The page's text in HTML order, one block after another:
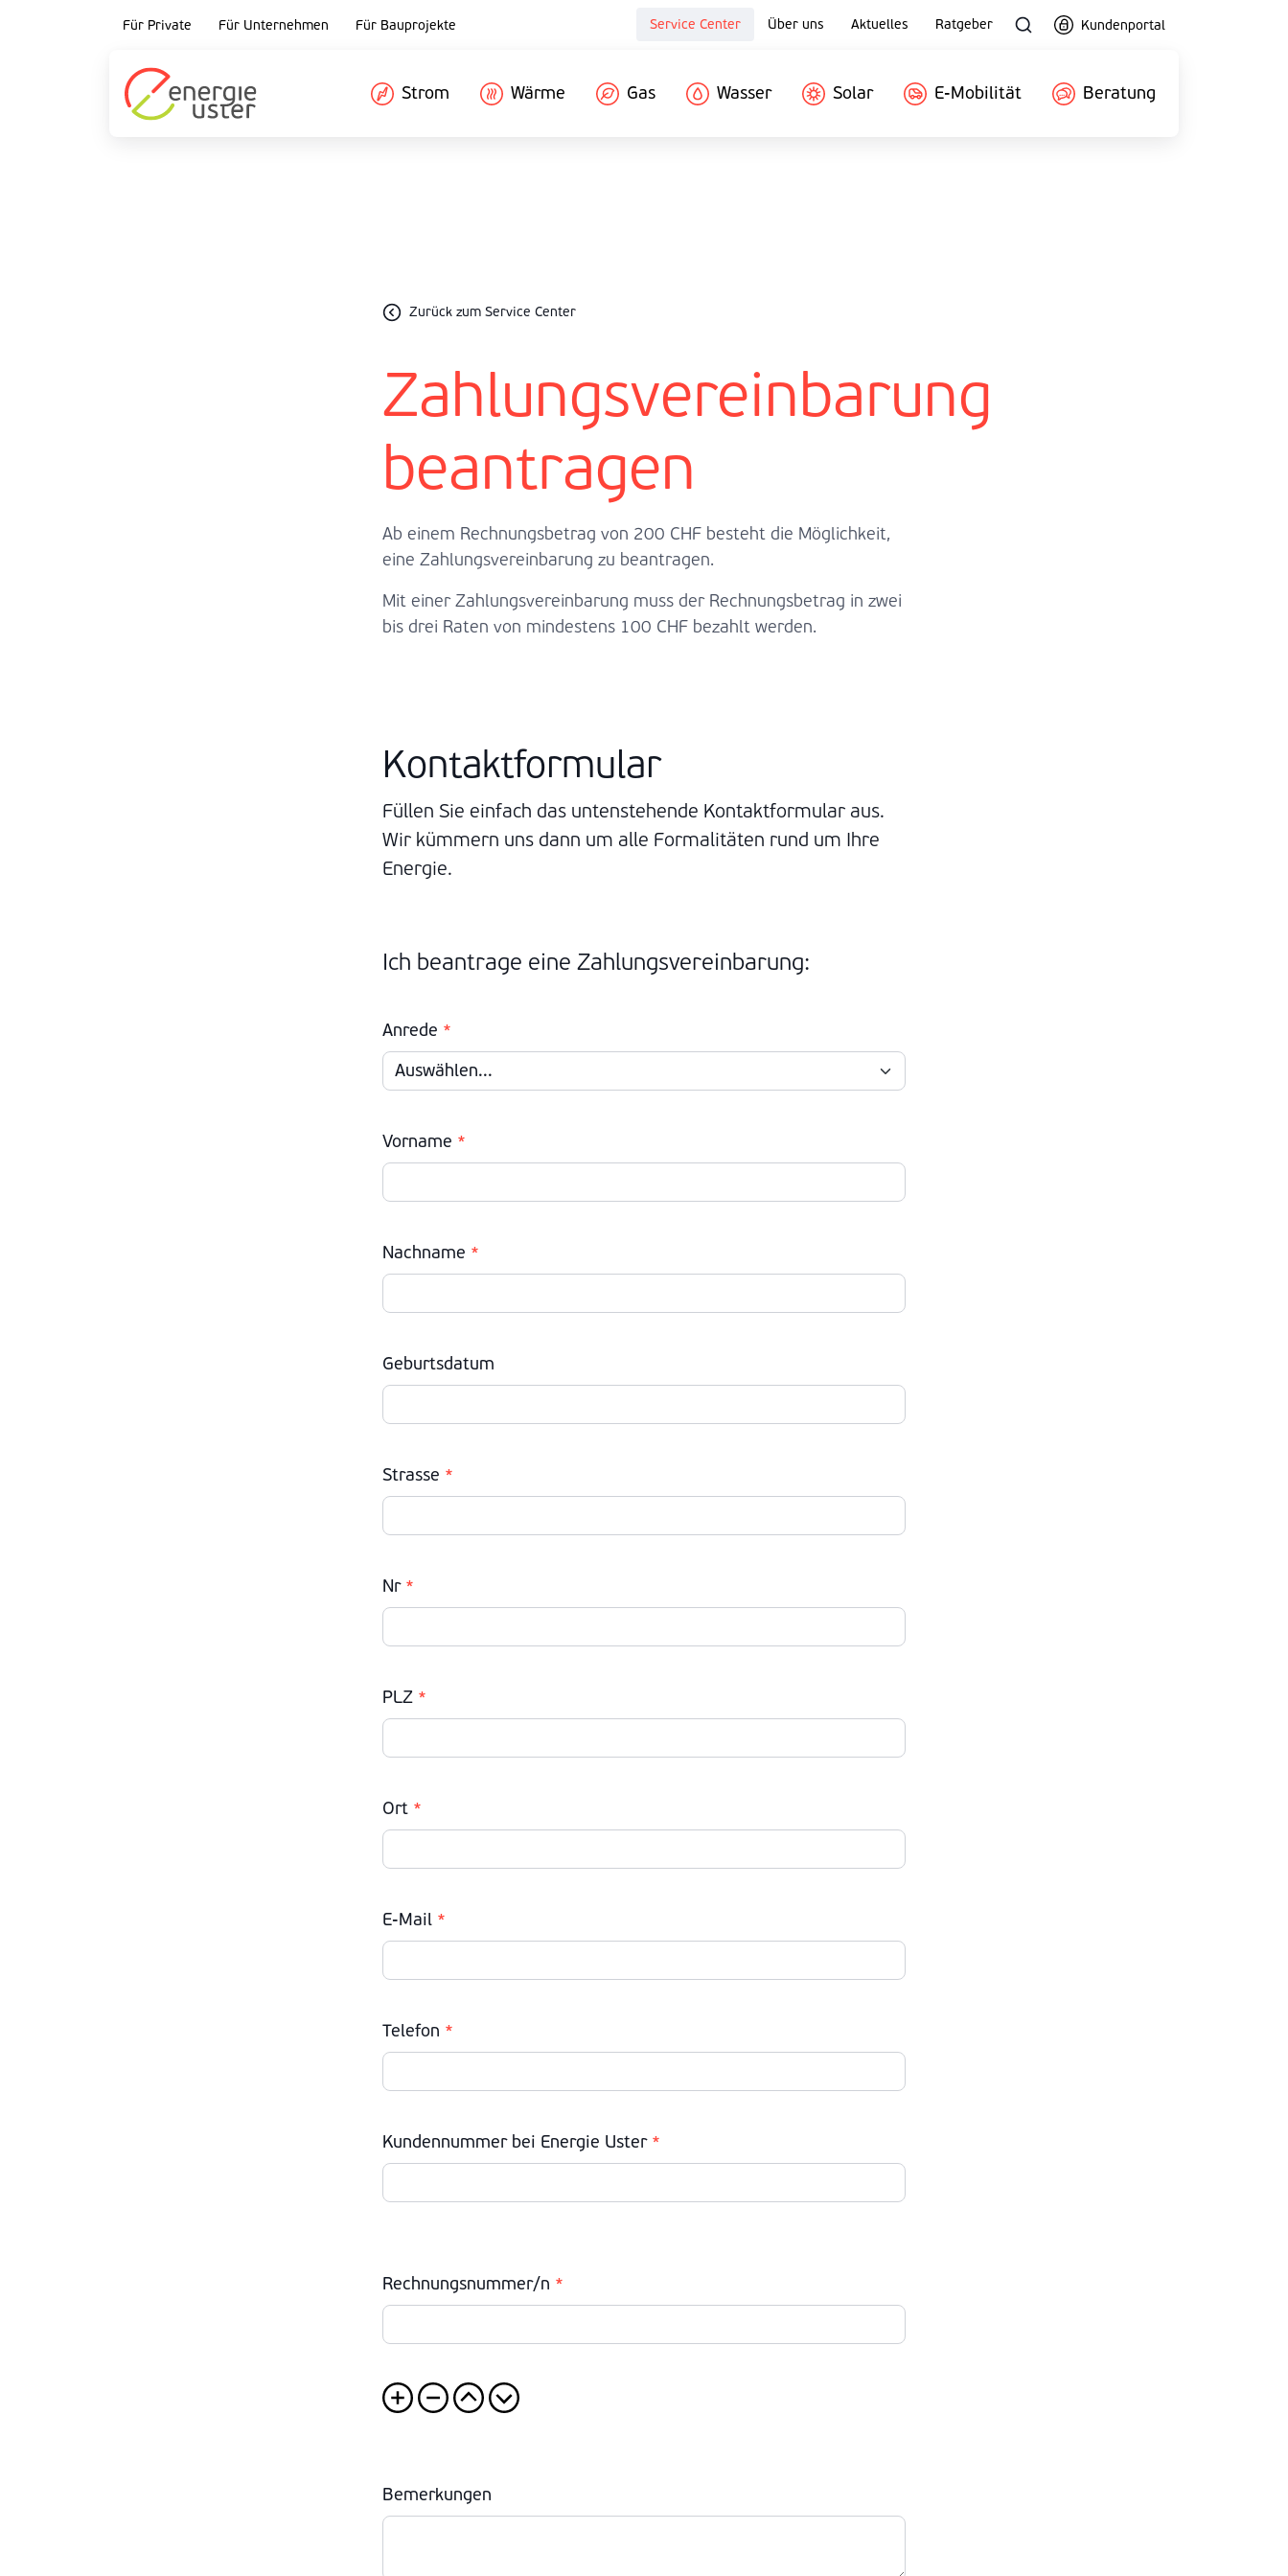
Für Private Für Unternehmen Für Bauprojekte Service Center Über uns Aktuelles Ratgeber Kundenportal
Strom Wärme Gas Wasser Solar E-Mobilität Beratung
Zurück zum Service Center
Zahlungsvereinbarung
beantragen
Ab einem Rechnungsbetrag von 200 CHF besteht die Möglichkeit,
eine Zahlungsvereinbarung zu beantragen.
Mit einer Zahlungsvereinbarung muss der Rechnungsbetrag in zwei
bis drei Raten von mindestens 100 CHF bezahlt werden.
Kontaktformular
Füllen Sie einfach das untenstehende Kontaktformular aus.
Wir kümmern uns dann um alle Formalitäten rund um Ihre
Energie.
Ich beantrage eine Zahlungsvereinbarung:
Anrede *
Vorname *
Nachname *
Geburtsdatum
Strasse *
Nr *
PLZ *
Ort *
E-Mail *
Telefon *
Kundennummer bei Energie Uster *
Rechnungsnummer/n *
Bemerkungen